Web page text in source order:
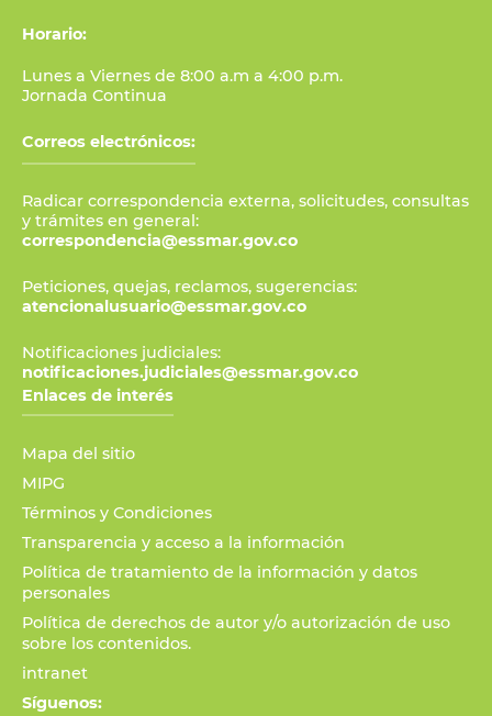
Horario:
Lunes a Viernes de 8:00 a.m a 4:00 p.m.
Jornada Continua
Correos electrónicos:
Radicar correspondencia externa, solicitudes, consultas
y trámites en general:
correspondencia@essmar.gov.co
Peticiones, quejas, reclamos, sugerencias:
atencionalusuario@essmar.gov.co
Notificaciones judiciales:
notificaciones.judiciales@essmar.gov.co
Enlaces de interés
Mapa del sitio
MIPG
Términos y Condiciones
Transparencia y acceso a la información
Política de tratamiento de la información y datos
personales
Política de derechos de autor y/o autorización de uso
sobre los contenidos.
intranet
Síguenos: